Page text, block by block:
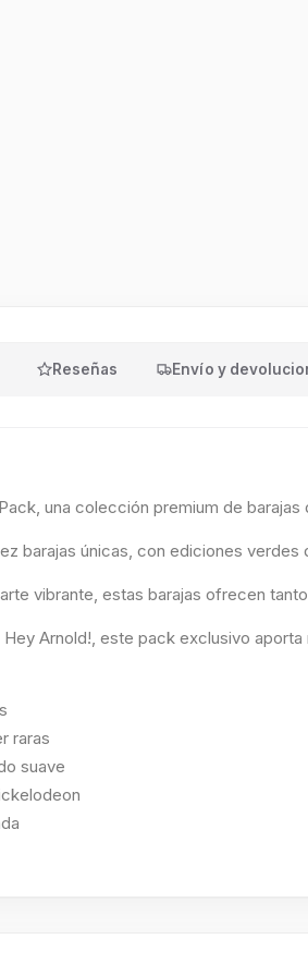
Reseñas Envío y
una colección premium de
barajas únicas, con ediciones
vibrante, estas barajas ofrecen
Arnold!, este pack exclusivo
raras
suave